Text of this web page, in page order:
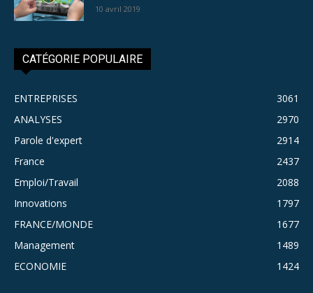
10 avril 2019
CATÉGORIE POPULAIRE
ENTREPRISES
3061
ANALYSES
2970
Parole d'expert
2914
France
2437
Emploi/Travail
2088
Innovations
1797
FRANCE/MONDE
1677
Management
1489
ECONOMIE
1424